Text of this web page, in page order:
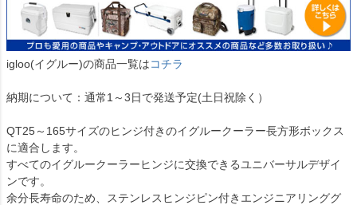
igloo(イグルー)の商品一覧はコチラ
納期について：通常1～3日で発送予定(土日祝除く）
QT25～165サイズのヒンジ付きのイグルークーラー長方形ボックス
に適合します。
すべてのイグルークーラーヒンジに交換できるユニバーサルデザイ
ンです。
余分長寿命のため、ステンレスヒンジピン付きエンジニアリンググ